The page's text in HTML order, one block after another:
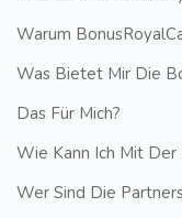
Warum
Was Bietet Mir Die
Das Für Mich?
Wie Kann Ich Mit Der
Wer Sind Die